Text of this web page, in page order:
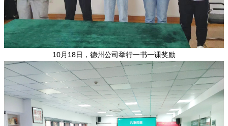
10月18日，德州公司举行一书一课奖励